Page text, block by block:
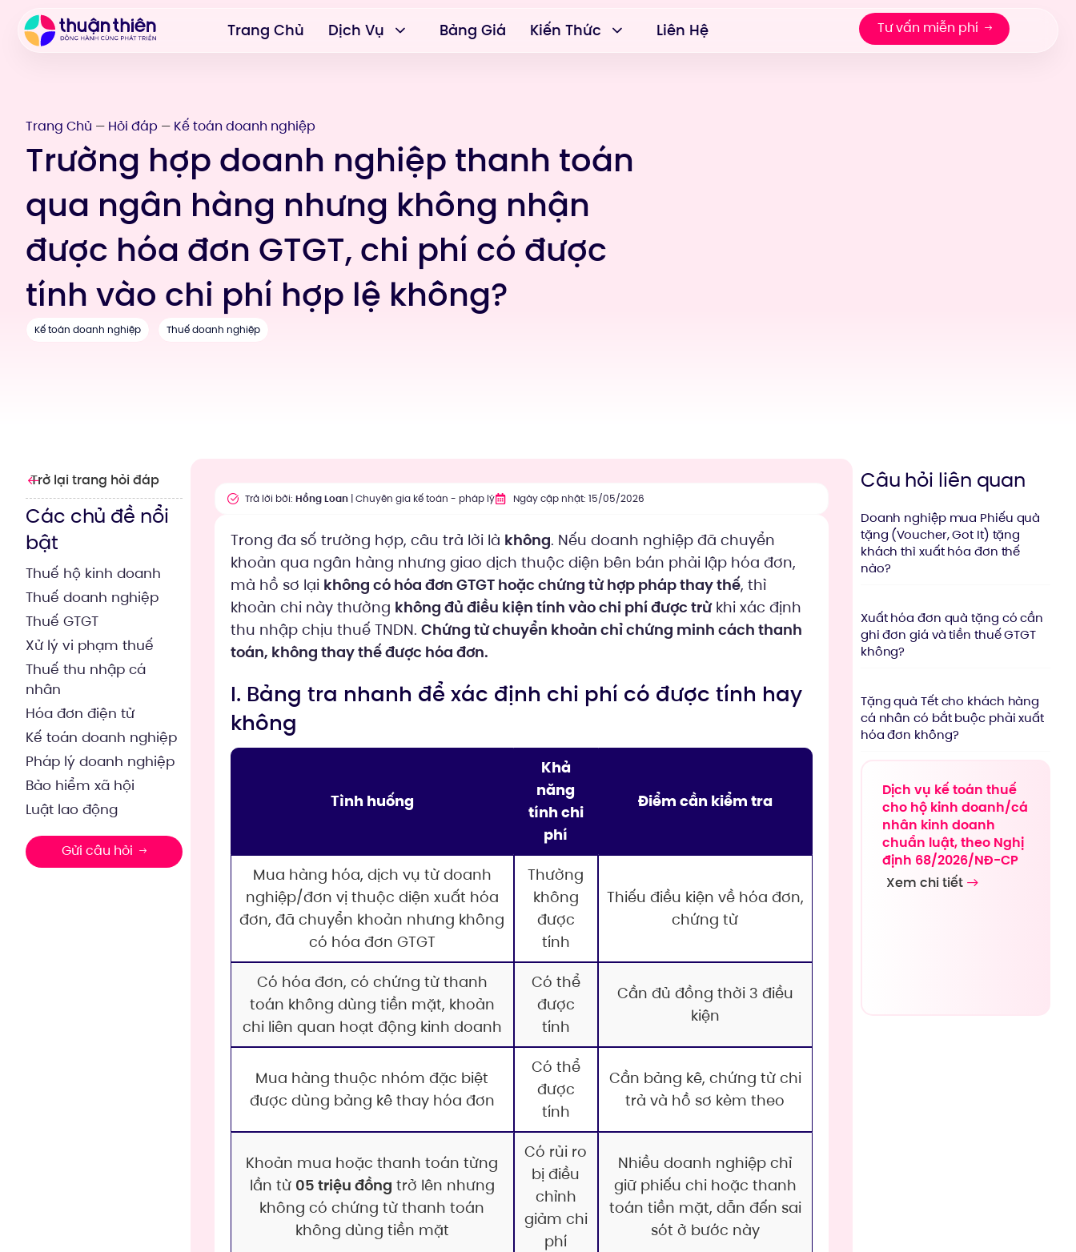
Trang Chủ Dịch Vụ Bảng Giá Kiến Thức Liên Hệ Tư vấn miễn phí
Trang Chủ — Hỏi đáp — Kế toán doanh nghiệp
Trường hợp doanh nghiệp thanh toán
qua ngân hàng nhưng không nhận
được hóa đơn GTGT, chi phí có được
tính vào chi phí hợp lệ không?
Kế toán doanh nghiệp Thuế doanh nghiệp
Trở lại trang hỏi đáp
Các chủ đề nổi
bật
Thuế hộ kinh doanh
Thuế doanh nghiệp
Thuế GTGT
Xử lý vi phạm thuế
Thuế thu nhập cá
nhân
Hóa đơn điện tử
Kế toán doanh nghiệp
Pháp lý doanh nghiệp
Bảo hiểm xã hội
Luật lao động
Gửi câu hỏi
Trả lời bởi:Hồng Loan | Chuyên gia kế toán - pháp lý Ngày cập nhật: 15/05/2026
Trong đa số trường hợp, câu trả lời là không. Nếu doanh nghiệp đã chuyển
khoản qua ngân hàng nhưng giao dịch thuộc diện bên bán phải lập hóa đơn,
mà hồ sơ lại không có hóa đơn GTGT hoặc chứng từ hợp pháp thay thế, thì
khoản chi này thường không đủ điều kiện tính vào chi phí được trừkhi xác định
thu nhập chịu thuế TNDN. Chứng từ chuyển khoản chỉ chứng minh cách thanh
toán, không thay thế được hóa đơn.
I. Bảng tra nhanh để xác định chi phí có được tính hay
không
Tình huống
Khả
năng
tính chi
phí
Điểm cần kiểm tra
Mua hàng hóa, dịch vụ từ doanh
nghiệp/đơn vị thuộc diện xuất hóa
đơn, đã chuyển khoản nhưng không
có hóa đơn GTGT
Thường
không
được
tính
Thiếu điều kiện về hóa đơn,
chứng từ
Có hóa đơn, có chứng từ thanh
toán không dùng tiền mặt, khoản
chi liên quan hoạt động kinh doanh
Có thể
được
tính
Cần đủ đồng thời 3 điều
kiện
Mua hàng thuộc nhóm đặc biệt
được dùng bảng kê thay hóa đơn
Có thể
được
tính
Cần bảng kê, chứng từ chi
trả và hồ sơ kèm theo
Khoản mua hoặc thanh toán từng
lần từ 05 triệu đồng trở lên nhưng
không có chứng từ thanh toán
không dùng tiền mặt
Có rủi ro
bị điều
chỉnh
giảm chi
phí
Nhiều doanh nghiệp chỉ
giữ phiếu chi hoặc thanh
toán tiền mặt, dẫn đến sai
sót ở bước này
Câu hỏi liên quan
Doanh nghiệp mua Phiếu quà
tặng (Voucher, Got It) tặng
khách thì xuất hóa đơn thế
nào?
Xuất hóa đơn quà tặng có cần
ghi đơn giá và tiền thuế GTGT
không?
Tặng quà Tết cho khách hàng
cá nhân có bắt buộc phải xuất
hóa đơn không?
Dịch vụ kế toán thuế
cho hộ kinh doanh/cá
nhân kinh doanh
chuẩn luật, theo Nghị
định 68/2026/NĐ-CP
Xem chi tiết